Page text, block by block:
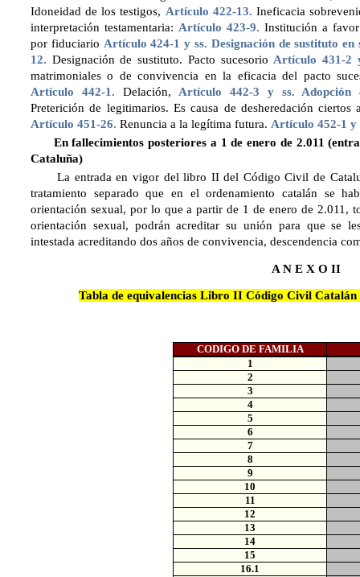
Idoneidad de los testigos, Artículo 422-13. Ineficacia
interpretación testamentaria: Artículo 423-9. Institución a
por fiduciario Artículo 424-1 y ss. Designación de sustituto
12. Designación de sustituto. Pacto sucesorioArtículo 431-2
matrimoniales o de convivencia en la eficacia del pacto
Artículo 442-1. Delación,Artículo 442-3 y ss. Adopción
Preterición de legitimarios. Es causa de desheredación
Artículo 451-26. Renuncia a la legítima futura. Artículo 452-1 y
En fallecimientos posteriores a 1 de enero de 2.011
Cataluña)
La entrada en vigor del libro II del Código Civil de
tratamiento separado que en el ordenamiento catalán se
orientación sexual, por lo que a partir de 1 de enero de 2.011,
orientación sexual, podrán acreditar su unión para que se
intestada acreditando dos años de convivencia, descendencia
A N E X O II
Tabla de equivalencias Libro II Código Civil
CODIGO DE FAMILIA
1
2
3
4
5
6
7
8
9
10
11
12
13
14
15
16.1